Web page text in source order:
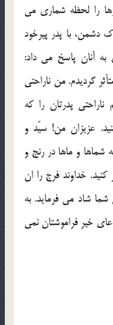
را لحظه شماری می
دشمن، با پدر پیرخود
آنان پاسخ می داد:
گردیدم. من ناراحتی
پدرتان را که
عزیزان من! سیّد و
و ماها در رنج و
خداوند فرج را ان
شما شاد می فرماید. به
خیر فراموشتان نمی